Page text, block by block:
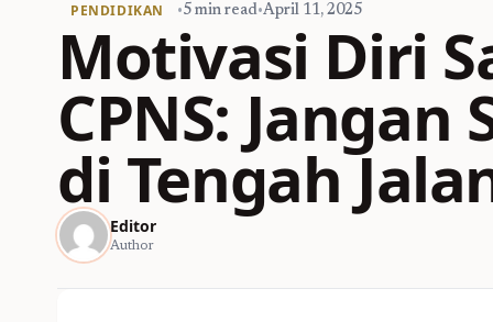
PENDIDIKAN •5 min read•April 11, 2025
Motivasi Diri
CPNS:
di Tengah
Editor
Author